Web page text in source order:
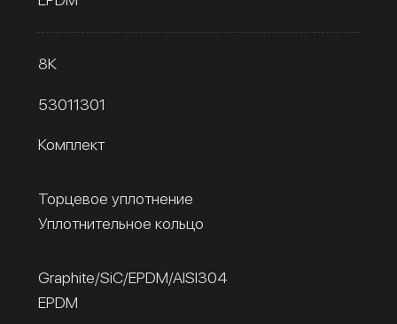
8К
53011301
Комплект
Торцевое уплотнение
Уплотнительное кольцо
Graphite/SiC/EPDM/AISI304
EPDM